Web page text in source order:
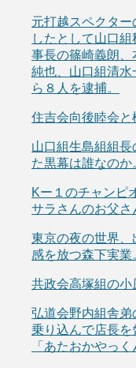
元打越スペクタ
したとして山口
事長の篠崎義朗、
純也、山口組清
ら８人を逮捕。
住吉会向後睦会と
山口組生島組組
た黒幕は誰なのか
Kー１のチャンピ
サラさんのお父さ
東京の夜の世界
感を放つ森下実業
共政会高塚組の
弘道会野内組舎弟
乗り込んで店長
「あたおかやっ